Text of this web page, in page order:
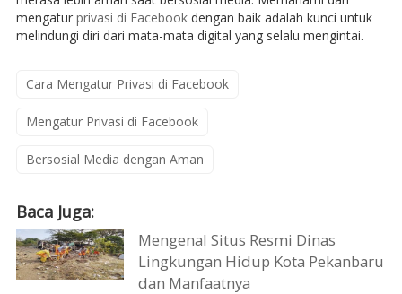
mengatur privasi di Facebookdengan baik adalah kunci untuk
melindungi diri dari mata-mata digital yang selalu mengintai.
Cara Mengatur Privasi di Facebook
Mengatur Privasi di Facebook
Bersosial Media dengan Aman
Baca Juga:
Mengenal Situs Resmi Dinas
Lingkungan Hidup Kota Pekanbaru
dan Manfaatnya